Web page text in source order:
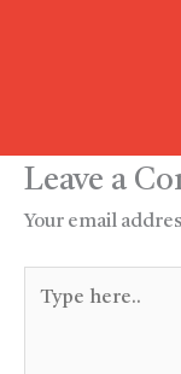
Leave a
Your email
here..